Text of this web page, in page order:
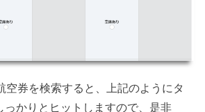
空券を検索すると、上記のようにタ
っかりとヒットしますので、是非